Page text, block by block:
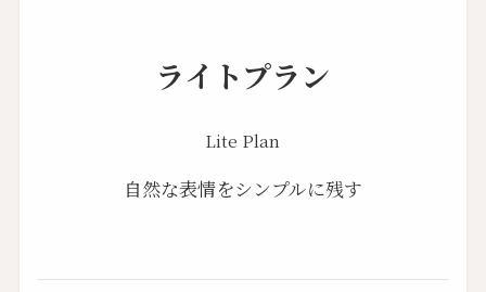
ライトプラン
Lite Plan
自然な表情をシンプルに残す